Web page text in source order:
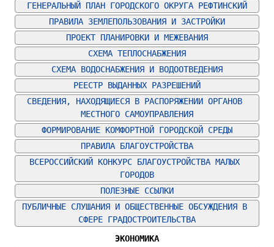
ГЕНЕРАЛЬНЫЙ ПЛАН ГОРОДСКОГО ОКРУГА РЕФТИНСКИЙ
ПРАВИЛА ЗЕМЛЕПОЛЬЗОВАНИЯ И ЗАСТРОЙКИ
ПРОЕКТ ПЛАНИРОВКИ И МЕЖЕВАНИЯ
СХЕМА ТЕПЛОСНАБЖЕНИЯ
СХЕМА ВОДОСНАБЖЕНИЯ И ВОДООТВЕДЕНИЯ
РЕЕСТР ВЫДАННЫХ РАЗРЕШЕНИЙ
СВЕДЕНИЯ, НАХОДЯЩИЕСЯ В РАСПОРЯЖЕНИИ ОРГАНОВ
МЕСТНОГО САМОУПРАВЛЕНИЯ
ФОРМИРОВАНИЕ КОМФОРТНОЙ ГОРОДСКОЙ СРЕДЫ
ПРАВИЛА БЛАГОУСТРОЙСТВА
ВСЕРОССИЙСКИЙ КОНКУРС БЛАГОУСТРОЙСТВА МАЛЫХ
ГОРОДОВ
ПОЛЕЗНЫЕ ССЫЛКИ
ПУБЛИЧНЫЕ СЛУШАНИЯ И ОБЩЕСТВЕННЫЕ ОБСУЖДЕНИЯ В
СФЕРЕ ГРАДОСТРОИТЕЛЬСТВА
ЭКОНОМИКА